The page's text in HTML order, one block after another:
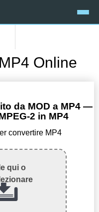
Online
da MOD a MP4 —
2 in MP4
convertire MP4
qui o